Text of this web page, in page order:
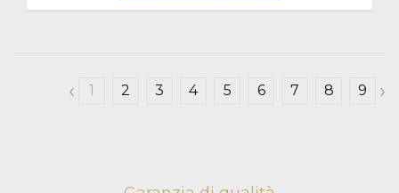
‹ 1 2 3 4 5 6 7 8 9 ›